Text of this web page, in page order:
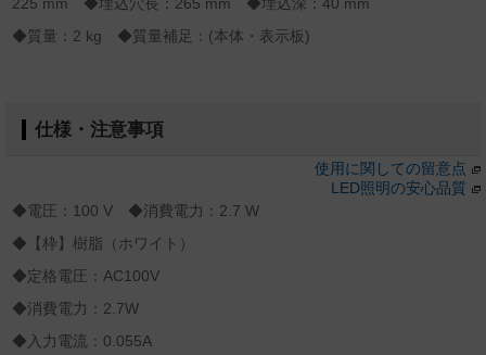
225 mm ◆埋込穴長：265 mm ◆埋込深：40 mm
◆質量：2 kg ◆質量補足：(本体・表示板)
仕様・注意事項
使用に関しての留意点
LED照明の安心品質
◆電圧：100 V ◆消費電力：2.7 W
◆【枠】樹脂（ホワイト）
◆定格電圧：AC100V
◆消費電力：2.7W
◆入力電流：0.055A